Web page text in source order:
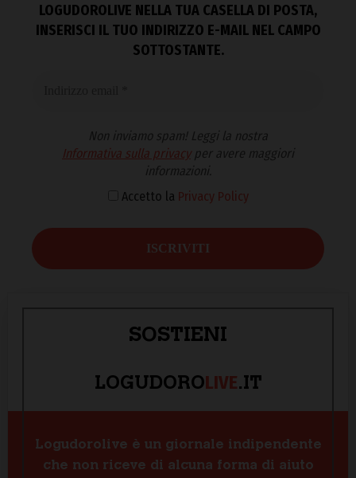
LOGUDOROLIVE NELLA TUA CASELLA DI POSTA,
INSERISCI IL TUO INDIRIZZO E-MAIL NEL CAMPO
SOTTOSTANTE.
Non inviamo spam! Leggi la nostra
Informativa sulla privacyper avere maggiori
informazioni.
Accetto la Privacy Policy
SOSTIENI
LOGUDOROLIVE.IT
Logudorolive è un giornale indipendente
che non riceve di alcuna forma di aiuto